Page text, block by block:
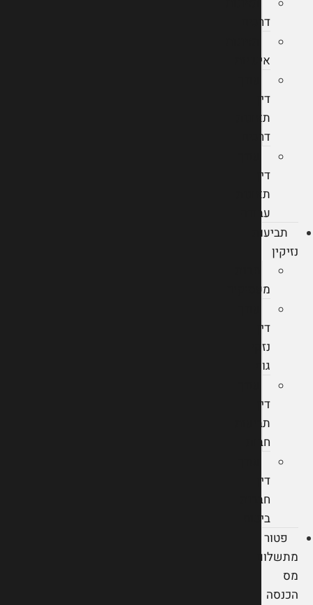
דרכים
אישיות
דין
תאונות
דרכים
דין
תאונות
עבודה
תביעות
נזיקין
מעסיקים
דין
נזקי
גוף
דין
תביעות
חבות
דין
חברות
ביטוח
פטור
מתשלום
מס
הכנסה